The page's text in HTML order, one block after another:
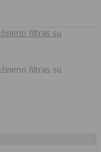
filtras su
filtras su